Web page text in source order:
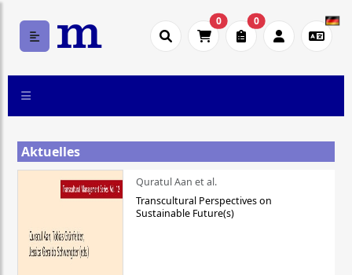
0 0
Aktuelles
Quratul Aan et al.
Transcultural Perspectives on
Sustainable Future(s)